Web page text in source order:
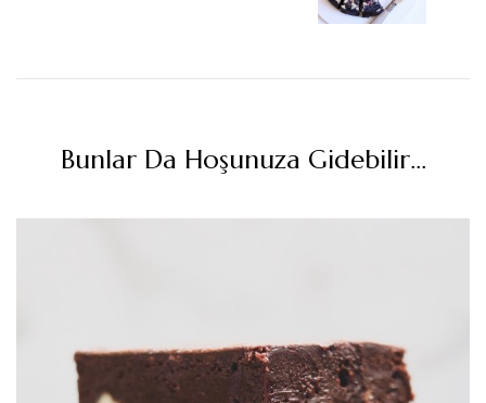
Bunlar Da Hoşunuza Gidebilir...